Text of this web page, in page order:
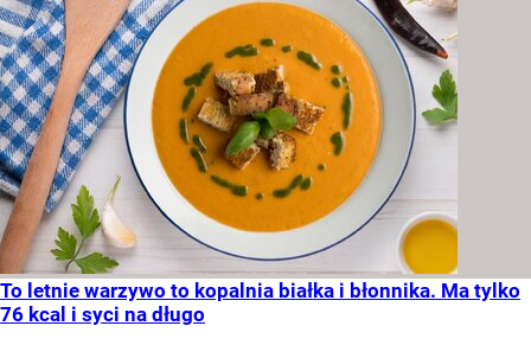
To letnie warzywo to kopalnia białka i błonnika. Ma tylko
76 kcal i syci na długo